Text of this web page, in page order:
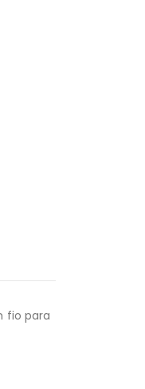
fio para